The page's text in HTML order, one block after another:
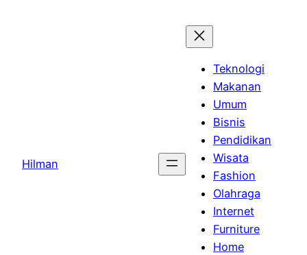
Hilman
Teknologi
Makanan
Umum
Bisnis
Pendidikan
Wisata
Fashion
Olahraga
Internet
Furniture
Home